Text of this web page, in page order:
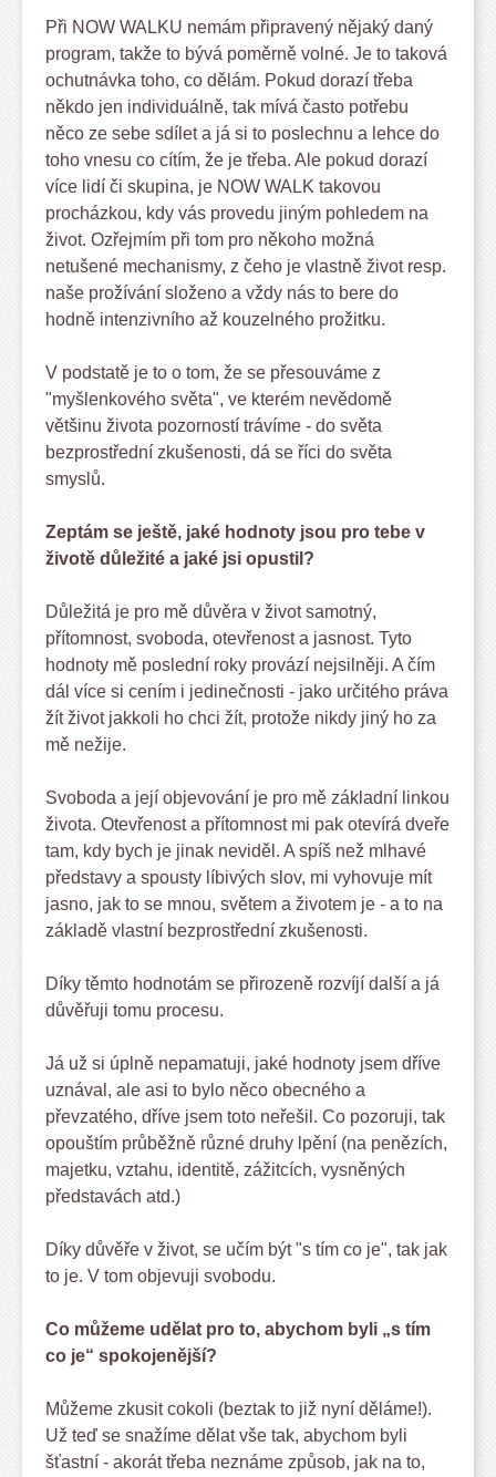
Při NOW WALKU nemám připravený nějaký daný
program, takže to bývá poměrně volné. Je to taková
ochutnávka toho, co dělám. Pokud dorazí třeba
někdo jen individuálně, tak mívá často potřebu
něco ze sebe sdílet a já si to poslechnu a lehce do
toho vnesu co cítím, že je třeba. Ale pokud dorazí
více lidí či skupina, je NOW WALK takovou
procházkou, kdy vás provedu jiným pohledem na
život. Ozřejmím při tom pro někoho možná
netušené mechanismy, z čeho je vlastně život resp.
naše prožívání složeno a vždy nás to bere do
hodně intenzivního až kouzelného prožitku.
V podstatě je to o tom, že se přesouváme z
"myšlenkového světa", ve kterém nevědomě
většinu života pozorností trávíme - do světa
bezprostřední zkušenosti, dá se říci do světa
smyslů.
Zeptám se ještě, jaké hodnoty jsou pro tebe v
životě důležité a jaké jsi opustil?
Důležitá je pro mě důvěra v život samotný,
přítomnost, svoboda, otevřenost a jasnost. Tyto
hodnoty mě poslední roky provází nejsilněji. A čím
dál více si cením i jedinečnosti - jako určitého práva
žít život jakkoli ho chci žít, protože nikdy jiný ho za
mě nežije.
Svoboda a její objevování je pro mě základní linkou
života. Otevřenost a přítomnost mi pak otevírá dveře
tam, kdy bych je jinak neviděl. A spíš než mlhavé
představy a spousty líbivých slov, mi vyhovuje mít
jasno, jak to se mnou, světem a životem je - a to na
základě vlastní bezprostřední zkušenosti.
Díky těmto hodnotám se přirozeně rozvíjí další a já
důvěřuji tomu procesu.
Já už si úplně nepamatuji, jaké hodnoty jsem dříve
uznával, ale asi to bylo něco obecného a
převzatého, dříve jsem toto neřešil. Co pozoruji, tak
opouštím průběžně různé druhy lpění (na penězích,
majetku, vztahu, identitě, zážitcích, vysněných
představách atd.)
Díky důvěře v život, se učím být "s tím co je", tak jak
to je. V tom objevuji svobodu.
Co můžeme udělat pro to, abychom byli „s tím
co je“ spokojenější?
Můžeme zkusit cokoli (beztak to již nyní děláme!).
Už teď se snažíme dělat vše tak, abychom byli
šťastní - akorát třeba neznáme způsob, jak na to,